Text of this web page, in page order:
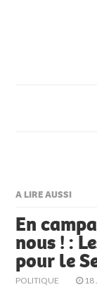
A LIRE AUSSI
En
nous ! :
pour le
POLITIQUE 18